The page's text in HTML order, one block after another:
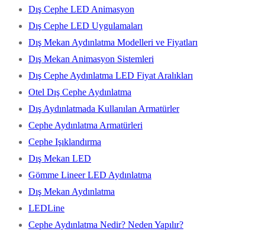
Dış Cephe LED Animasyon
Dış Cephe LED Uygulamaları
Dış Mekan Aydınlatma Modelleri ve Fiyatları
Dış Mekan Animasyon Sistemleri
Dış Cephe Aydınlatma LED Fiyat Aralıkları
Otel Dış Cephe Aydınlatma
Dış Aydınlatmada Kullanılan Armatürler
Cephe Aydınlatma Armatürleri
Cephe Işıklandırma
Dış Mekan LED
Gömme Lineer LED Aydınlatma
Dış Mekan Aydınlatma
LEDLine
Cephe Aydınlatma Nedir? Neden Yapılır?